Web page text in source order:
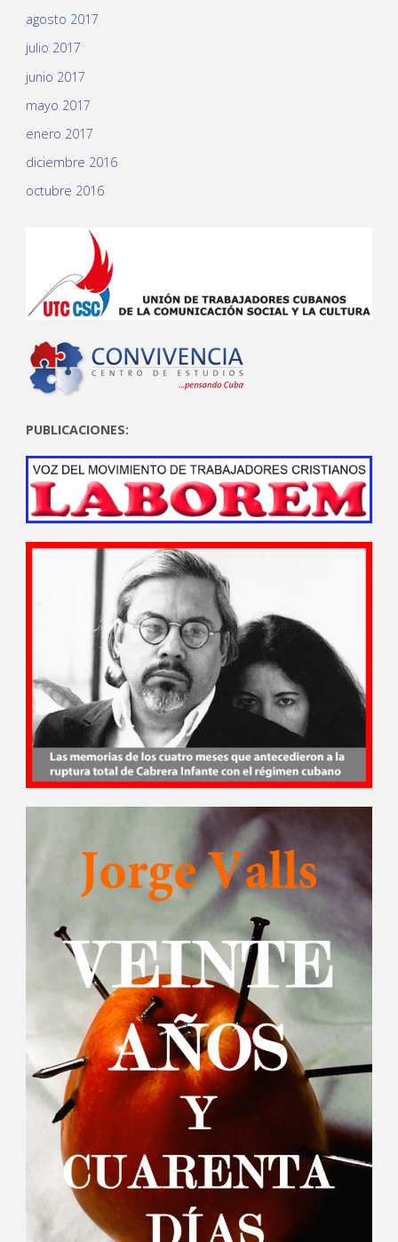
agosto 2017
julio 2017
junio 2017
mayo 2017
enero 2017
diciembre 2016
octubre 2016
PUBLICACIONES: